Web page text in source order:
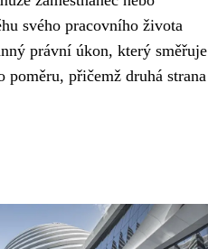
svého pracovního života
právní úkon, který směřuje
poměru, přičemž druhá strana